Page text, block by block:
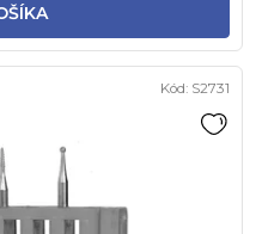
Kód: S2731